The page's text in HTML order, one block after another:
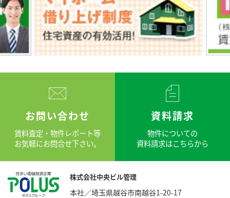
＼さらに!!/
商談実施で『全国の地方新聞社厳選 カタログギフト
1万円分をプレゼント!
迷っているなら、まずは相談だけでも!
詳しい内容のお問い合わせは、お問い合わせフォー
ムからお問い合わせいただくか、店舗スタッフまで
お問い合わせください。
お問い合わせ
賃料査定・物件レポート等
お気軽にお問合せ下さい。
資料請求
物件についての
資料請求はこちらから
株式会社中央ビル管理
本社／埼玉県越谷市南越谷1-20-17